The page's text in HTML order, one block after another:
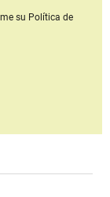
su Política de